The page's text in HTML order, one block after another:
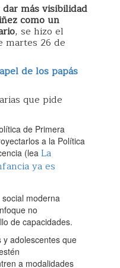
dar más visibilidad
como un
, se hizo el
martes 26 de
de los papás
que pide
de Primera
a la Política
(leaLa
ya es
moderna
no
de capacidades.
y adolescentes que
a modalidades